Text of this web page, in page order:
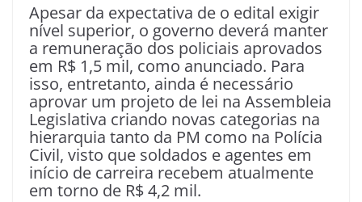
Apesar da expectativa de o edital exigir
nível superior, o governo deverá manter
a remuneração dos policiais aprovados
em R$ 1,5 mil, como anunciado. Para
isso, entretanto, ainda é necessário
aprovar um projeto de lei na Assembleia
Legislativa criando novas categorias na
hierarquia tanto da PM como na Polícia
Civil, visto que soldados e agentes em
início de carreira recebem atualmente
em torno de R$ 4,2 mil.